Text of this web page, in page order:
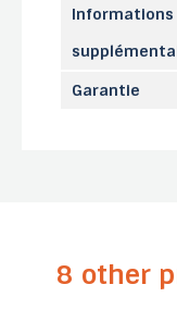
Informations
Garantie
8 other